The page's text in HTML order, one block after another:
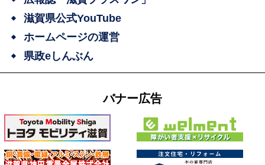
滋賀県公式YouTube
ホームページの運営
県政eしんぶん
バナー広告